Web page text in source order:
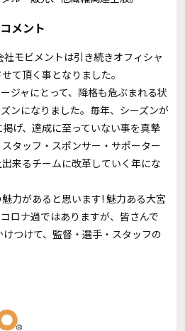
メント
社モビメントは引き続きオフィシャ
て頂く事となりました。
ジャにとって、降格も危ぶまれる状
ンになりました。毎年、シーズンが
げ、達成に至っていない事を真摯
タッフ・スポンサー・サポーター
来るチームに改革していく年にな
力があると思います! 魅力ある大宮
ロナ過ではありますが、皆さんで
つけて、監督・選手・スタッフの